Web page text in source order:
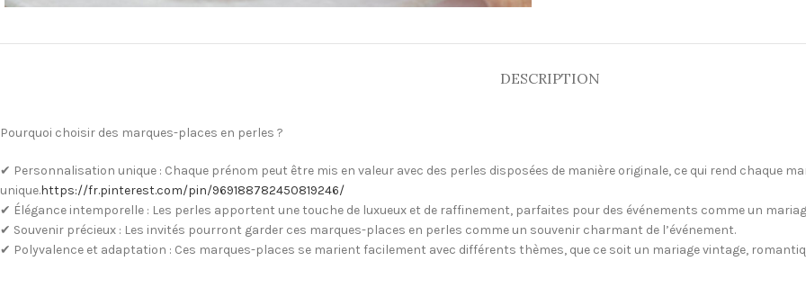
DESCRIPTION
Pourquoi choisir des marques-places en perles ?
✔ Personnalisation unique : Chaque prénom peut être mis en valeur avec des perles disposées de manière originale, ce qui rend chaque
unique.https://fr.pinterest.com/pin/969188782450819246/
✔ Élégance intemporelle : Les perles apportent une touche de luxueux et de raffinement, parfaites pour des événements comme un
✔ Souvenir précieux : Les invités pourront garder ces marques-places en perles comme un souvenir charmant de l’événement.
✔ Polyvalence et adaptation : Ces marques-places se marient facilement avec différents thèmes, que ce soit un mariage vintage,